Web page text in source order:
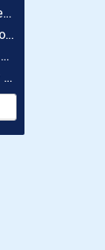
Duifhuizen Verkoopmedewerker Ridderkerk
EK Retail Customer Support Omnichannel
Hubo Assistent Category Manager
Checkpoint Systems Key Accountmanager Benelux